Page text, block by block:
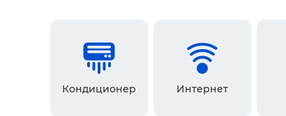
Кондиционер Интернет